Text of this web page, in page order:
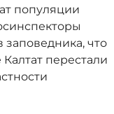
популяции
что
перестали